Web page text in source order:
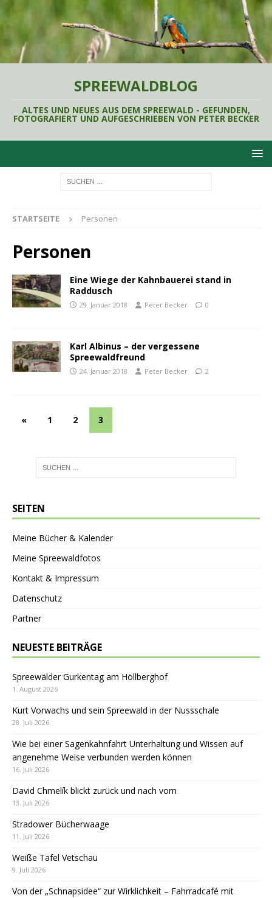
SPREEWALDBLOG
ALTES UND NEUES AUS DEM SPREEWALD - GEFUNDEN,
FOTOGRAFIERT UND AUFGESCHRIEBEN VON PETER BECKER
STARTSEITE Personen
Personen
Eine Wiege der Kahnbauerei stand in
Raddusch
29. Januar 2018 Peter Becker 0
Karl Albinus – der vergessene
Spreewaldfreund
24. Januar 2018 Peter Becker 2
« 1 2 3
SEITEN
Meine Bücher & Kalender
Meine Spreewaldfotos
Kontakt & Impressum
Datenschutz
Partner
NEUESTE BEITRÄGE
Spreewälder Gurkentag am Höllberghof
1. August 2026
Kurt Vorwachs und sein Spreewald in der Nussschale
28. Juli 2026
Wie bei einer Sagenkahnfahrt Unterhaltung und Wissen auf
angenehme Weise verbunden werden können
16. Juli 2026
David Chmelík blickt zurück und nach vorn
13. Juli 2026
Stradower Bücherwaage
11. Juli 2026
Weiße Tafel Vetschau
9. Juli 2026
Von der „Schnapsidee“ zur Wirklichkeit – Fahrradcafé mit